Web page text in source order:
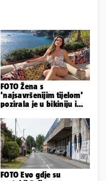
FOTO Žena s
'najsavršenijim tijelom'
pozirala je u bikiniju i
obline...
FOTO Evo gdje su